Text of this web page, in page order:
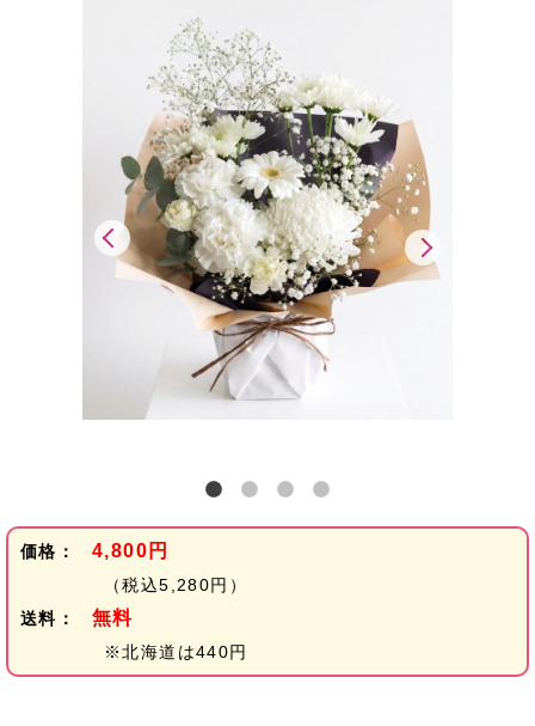
価格： 4,800円
（税込5,280円）
送料：
無料
※北海道は440円